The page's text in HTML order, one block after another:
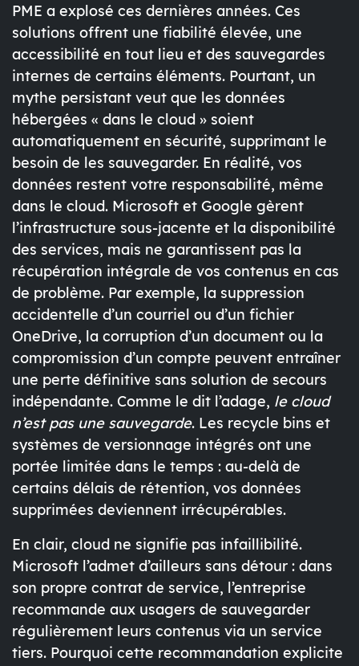
PME a explosé ces dernières années. Ces
solutions offrent une fiabilité élevée, une
accessibilité en tout lieu et des sauvegardes
internes de certains éléments. Pourtant, un
mythe persistant veut que les données
hébergées « dans le cloud » soient
automatiquement en sécurité, supprimant le
besoin de les sauvegarder. En réalité, vos
données restent votre responsabilité, même
dans le cloud. Microsoft et Google gèrent
l’infrastructure sous-jacente et la disponibilité
des services, mais ne garantissent pas la
récupération intégrale de vos contenus en cas
de problème. Par exemple, la suppression
accidentelle d’un courriel ou d’un fichier
OneDrive, la corruption d’un document ou la
compromission d’un compte peuvent entraîner
une perte définitive sans solution de secours
indépendante. Comme le dit l’adage, le cloud
n’est pas une sauvegarde. Les recycle bins et
systèmes de versionnage intégrés ont une
portée limitée dans le temps : au-delà de
certains délais de rétention, vos données
supprimées deviennent irrécupérables.
En clair, cloud ne signifie pas infaillibilité.
Microsoft l’admet d’ailleurs sans détour : dans
son propre contrat de service, l’entreprise
recommande aux usagers de sauvegarder
régulièrement leurs contenus via un service
tiers. Pourquoi cette recommandation explicite